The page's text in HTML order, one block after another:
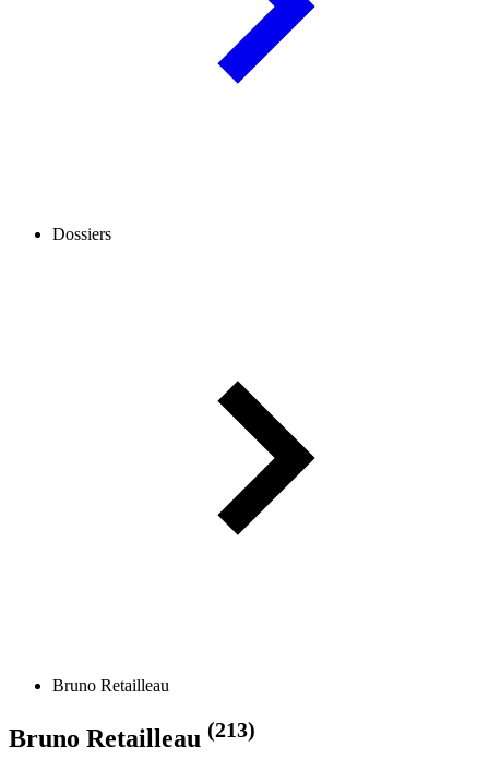
Dossiers
Bruno Retailleau
Bruno Retailleau (213)